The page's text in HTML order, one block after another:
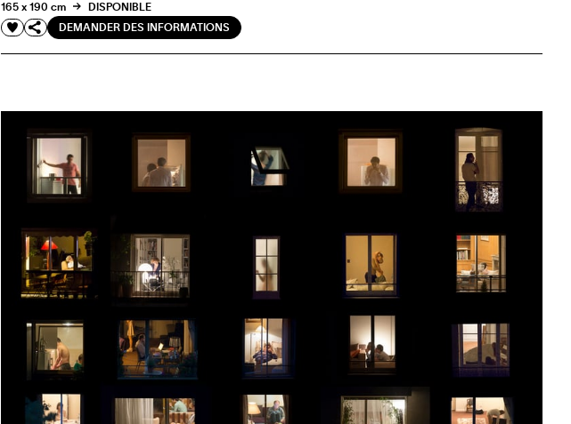
165 x 190 cm
DISPONIBLE
DEMANDER DES INFORMATIONS